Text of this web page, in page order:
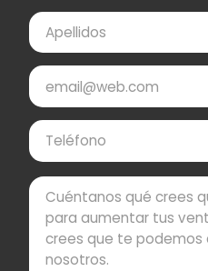
Apellidos
Email
Teléfono
Mensaje